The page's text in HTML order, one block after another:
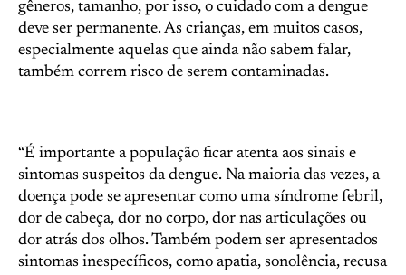
gêneros, tamanho, por isso, o cuidado com a dengue
deve ser permanente. As crianças, em muitos casos,
especialmente aquelas que ainda não sabem falar,
também correm risco de serem contaminadas.
“É importante a população ficar atenta aos sinais e
sintomas suspeitos da dengue. Na maioria das vezes, a
doença pode se apresentar como uma síndrome febril,
dor de cabeça, dor no corpo, dor nas articulações ou
dor atrás dos olhos. Também podem ser apresentados
sintomas inespecíficos, como apatia, sonolência, recusa